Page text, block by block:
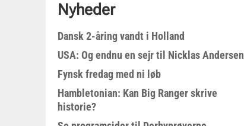
Nyheder
Dansk 2-åring vandt i Holland
USA: Og endnu en sejr til Nicklas Andersen
Fynsk fredag med ni løb
Hambletonian: Kan Big Ranger skrive
historie?